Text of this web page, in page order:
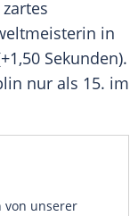
in
Sekunden).
nur als 15. im
von unserer